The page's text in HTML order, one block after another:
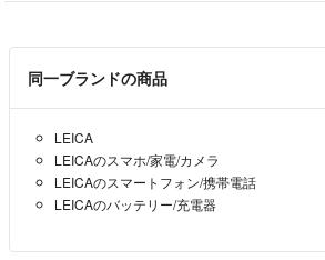
同一ブランドの商品
LEICA
LEICAのスマホ/家電/カメラ
LEICAのスマートフォン/携帯電話
LEICAのバッテリー/充電器